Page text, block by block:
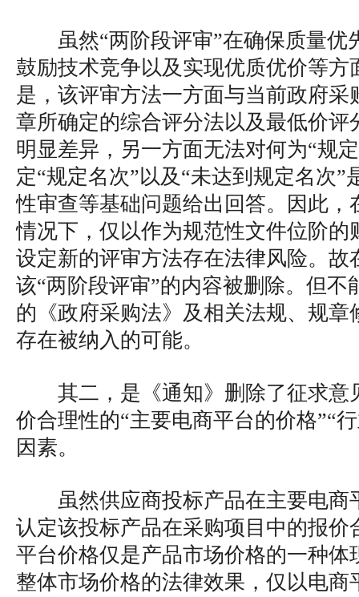
虽然“两阶段评审”在确保质量优
鼓励技术竞争以及实现优质优价等方
是，该评审方法一方面与当前政府采
章所确定的综合评分法以及最低价评
明显差异，另一方面无法对何为“规
定“规定名次”以及“未达到规定名次”
性审查等基础问题给出回答。因此，
情况下，仅以作为规范性文件位阶的
设定新的评审方法存在法律风险。故
该“两阶段评审”的内容被删除。但不
的《政府采购法》及相关法规、规章
存在被纳入的可能。
其二，是《通知》删除了征求意
价合理性的“主要电商平台的价格”“
因素。
虽然供应商投标产品在主要电商
认定该投标产品在采购项目中的报价
平台价格仅是产品市场价格的一种体
整体市场价格的法律效果，仅以电商